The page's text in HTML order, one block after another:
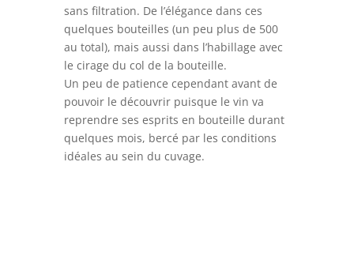
sans filtration. De l’élégance dans ces
quelques bouteilles (un peu plus de 500
au total), mais aussi dans l’habillage avec
le cirage du col de la bouteille.
Un peu de patience cependant avant de
pouvoir le découvrir puisque le vin va
reprendre ses esprits en bouteille durant
quelques mois, bercé par les conditions
idéales au sein du cuvage.